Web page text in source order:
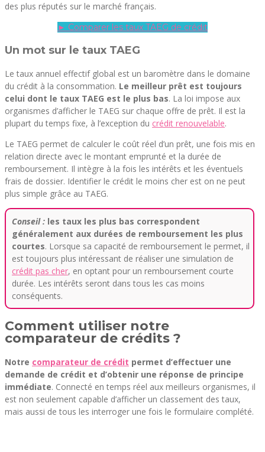
des plus réputés sur le marché français.
► Comparer les taux TAEG de crédit
Un mot sur le taux TAEG
Le taux annuel effectif global est un baromètre dans le domaine
du crédit à la consommation. Le meilleur prêt est toujours
celui dont le taux TAEG est le plus bas. La loi impose aux
organismes d’afficher le TAEG sur chaque offre de prêt. Il est la
plupart du temps fixe, à l’exception du crédit renouvelable.
Le TAEG permet de calculer le coût réel d’un prêt, une fois mis en
relation directe avec le montant emprunté et la durée de
remboursement. Il intègre à la fois les intérêts et les éventuels
frais de dossier. Identifier le crédit le moins cher est on ne peut
plus simple grâce au TAEG.
Conseil : les taux les plus bas correspondent
généralement aux durées de remboursement les plus
courtes. Lorsque sa capacité de remboursement le permet, il
est toujours plus intéressant de réaliser une simulation de
crédit pas cher, en optant pour un remboursement courte
durée. Les intérêts seront dans tous les cas moins
conséquents.
Comment utiliser notre
comparateur de crédits ?
Notre comparateur de crédit permet d’effectuer une
demande de crédit et d’obtenir une réponse de principe
immédiate. Connecté en temps réel aux meilleurs organismes, il
est non seulement capable d’afficher un classement des taux,
mais aussi de tous les interroger une fois le formulaire complété.